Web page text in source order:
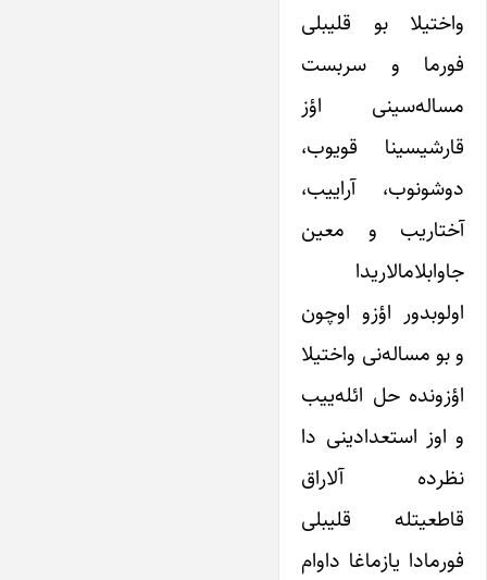
واختیلا بو قلیبلی
فورما و سربست
مساله‌سینی اؤز
قارشیسینا قویوب،
دوشونوب، آراییب،
آختاریب و معین
جاوابلامالاریدا
اولوبدور اؤزو اوچون
و بو مساله‌نی واختیلا
اؤزونده حل ائله‌ییب
و اوز استعدادینی دا
نظرده آلاراق
قاطعیتله قلیبلی
فورمادا یازماغا داوام